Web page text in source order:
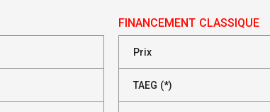
FINANCEMENT CLASSIQUE
Prix
TAEG (*)